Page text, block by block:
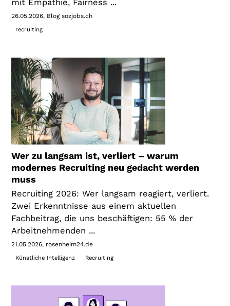
mit Empathie, Fairness ...
26.05.2026 Blog sozjobs.ch
recruiting
Wer zu langsam ist, verliert – warum
modernes Recruiting neu gedacht werden
muss
Recruiting 2026: Wer langsam reagiert, verliert.
Zwei Erkenntnisse aus einem aktuellen
Fachbeitrag, die uns beschäftigen: 55 % der
Arbeitnehmenden ...
21.05.2026 rosenheim24.de
Künstliche Intelligenz Recruiting